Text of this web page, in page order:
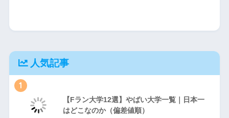
人気記事
1
【Fラン大学12選】やばい大学一覧｜日本一
はどこなのか（偏差値順）